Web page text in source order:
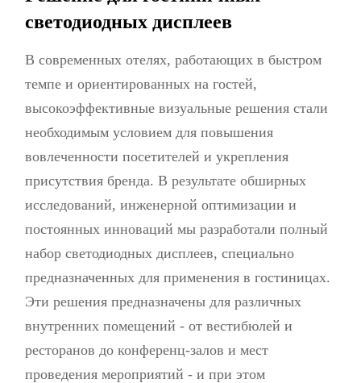
светодиодных дисплеев
В современных отелях, работающих в быстром
темпе и ориентированных на гостей,
высокоэффективные визуальные решения стали
необходимым условием для повышения
вовлеченности посетителей и укрепления
присутствия бренда. В результате обширных
исследований, инженерной оптимизации и
постоянных инноваций мы разработали полный
набор светодиодных дисплеев, специально
предназначенных для применения в гостиницах.
Эти решения предназначены для различных
внутренних помещений - от вестибюлей и
ресторанов до конференц-залов и мест
проведения мероприятий - и при этом